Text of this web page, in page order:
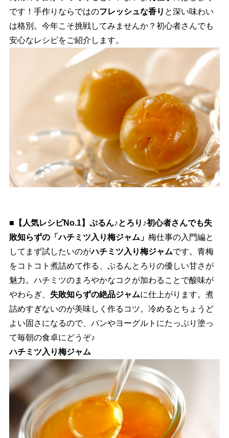
です！手作りならではのフレッシュな香り と深い味わい
は格別。今年こそ挑戦してみませんか？初心者さんでも
安心なレシピをご紹介します。
■【人気レシピNo.1】ぷるん♪とろり♪初心者さんでも失
敗知らずの「ハチミツ入り梅ジャム」 梅仕事の入門編と
してまず試したいのがハチミツ入り梅ジャムです。青梅
をコトコト煮詰めて作る、ぷるんとろりの優しい甘さが
魅力。ハチミツのまろやかなコクが加わることで酸味が
わらぎ、 失敗知らずの絶品ジャムに仕上がります。煮
詰めすぎないのが美味しく作るコツ。冷めるとちょうど
よい固さになるので、パンやヨーグルトにたっぷり塗っ
て毎朝の食卓にどうぞ♪
ハチミツ入り梅ジャム